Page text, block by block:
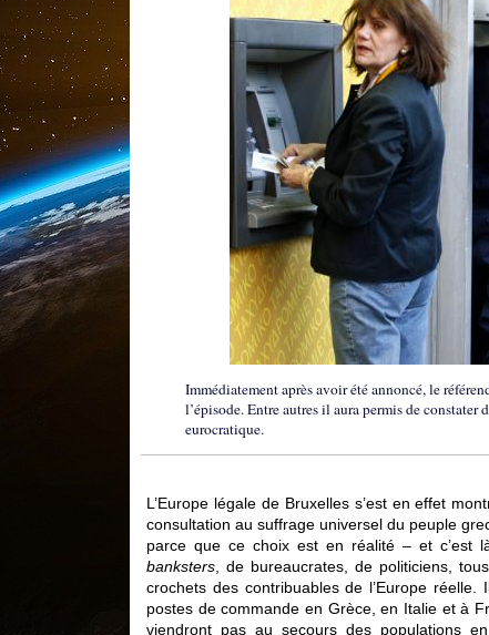
Immédiatement après avoir été annoncé, le
l’épisode. Entre autres il aura permis de
eurocratique.
L’Europe légale de Bruxelles s’est en effet
consultation au suffrage universel du peuple
parce que ce choix est en réalité – et c’est
banksters , de bureaucrates, de politiciens,
crochets des contribuables de l’Europe
postes de commande en Grèce, en Italie et à
viendront pas au secours des populations